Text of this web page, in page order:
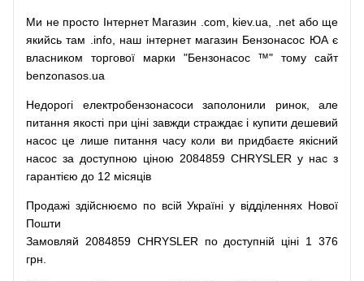
Ми не просто Інтернет Магазин .com kiev.ua .net або ще
якийсь там .info, наш інтернет магазин Бензонасос ЮА є
власником
торгової марки "Бензонасос ™" тому
сайт
benzonasos.ua
Недорогі електробензонасоси заполонили ринок,
але
питання якості при ціні завжди страждає і купити дешевий
насос це лише питання часу коли ви придбаєте якісний
насос за доступною ціною 2084859 CHRYSLER у нас з
гарантією до 12 місяців
Продажі здійснюємо по всій Україні у відділеннях Нової
Пошти
Замовляй 2084859 CHRYSLER по доступній ціні 1 376
грн.